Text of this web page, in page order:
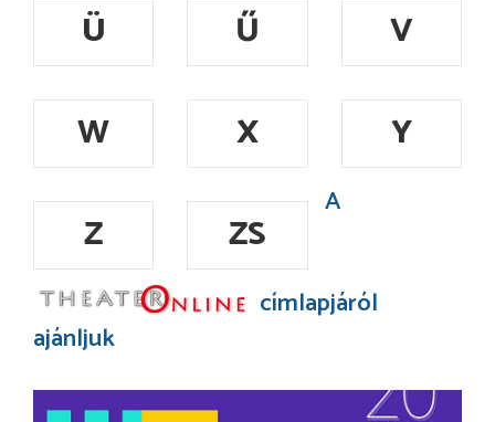
Ü
Ű
V
W
X
Y
Z
ZS
A
címlapjáról
ajánljuk